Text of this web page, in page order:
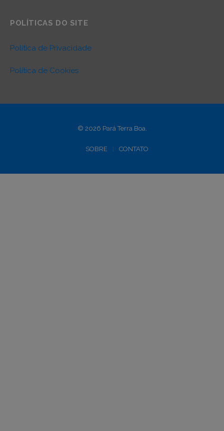
POLÍTICAS DO SITE
Política de Privacidade
Política de Cookies
© 2026 Pará Terra Boa.
SOBRE CONTATO